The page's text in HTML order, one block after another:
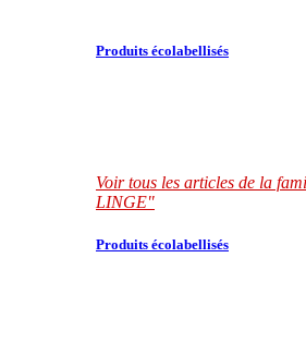
Produits écolabellisés
Voir tous les articles de la
LINGE"
Produits écolabellisés